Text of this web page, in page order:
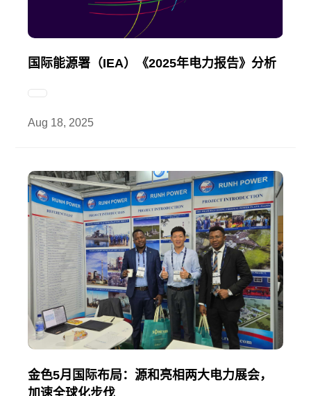
Aug 18, 2025
国际能源署（IEA）《2025年电力报告》分析
金色5月国际布局：源和亮相两大电力展会，
加速全球化步伐